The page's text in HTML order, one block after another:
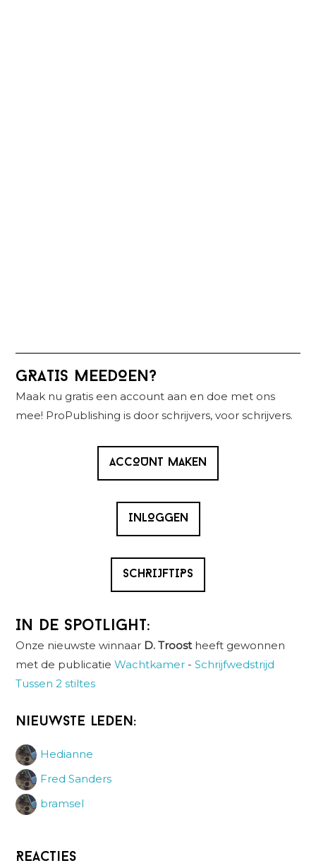
Primaire
Sidebar
GRATIS MEEDOEN?
Maak nu gratis een account aan en doe met ons
mee! ProPublishing is door schrijvers, voor schrijvers.
ACCOUNT MAKEN
INLOGGEN
SCHRIJFTIPS
In de spotlight:
Onze nieuwste winnaar D. Troost heeft gewonnen
met de publicatieWachtkamer -Schrijfwedstrijd
Tussen 2 stiltes
Nieuwste leden:
Hedianne
Fred Sanders
bramsel
Reacties